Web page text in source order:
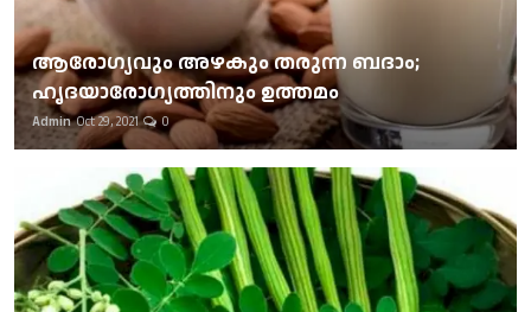
ആരോഗ്യവും അഴകും തരുന്ന ബദാം;
ഹൃദയാരോഗ്യത്തിനും ഉത്തമം
Admin Oct 29, 2021 0